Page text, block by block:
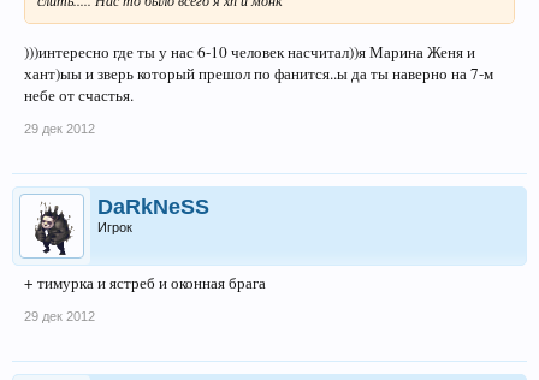
)))интересно где ты у нас 6-10 человек насчитал))я Марина Женя и
хант)ыы и зверь который прешол по фанится..ы да ты наверно на 7-м
небе от счастья.
29 дек 2012
DaRkNeSS
Игрок
+ тимурка и ястреб и оконная брага
29 дек 2012